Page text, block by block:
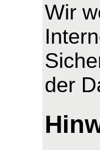
Wir
der